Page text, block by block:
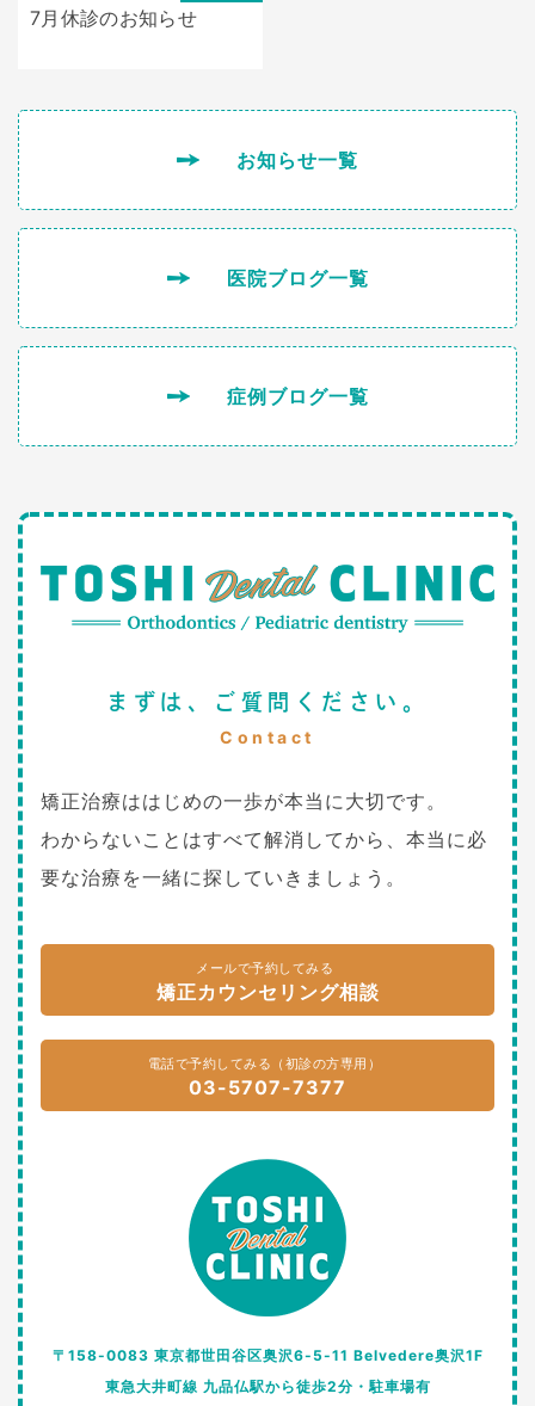
7月休診のお知らせ
お知らせ一覧
医院ブログ一覧
症例ブログ一覧
まずは、ご質問ください。
Contact
矯正治療ははじめの一歩が本当に大切です。
わからないことはすべて解消してから、本当に必
要な治療を一緒に探していきましょう。
メールで予約してみる
矯正カウンセリング相談
電話で予約してみる（初診の方専用）
03-5707-7377
〒158-0083 東京都世田谷区奥沢6-5-11 Belvedere奥沢1F
東急大井町線 九品仏駅から徒歩2分・駐車場有